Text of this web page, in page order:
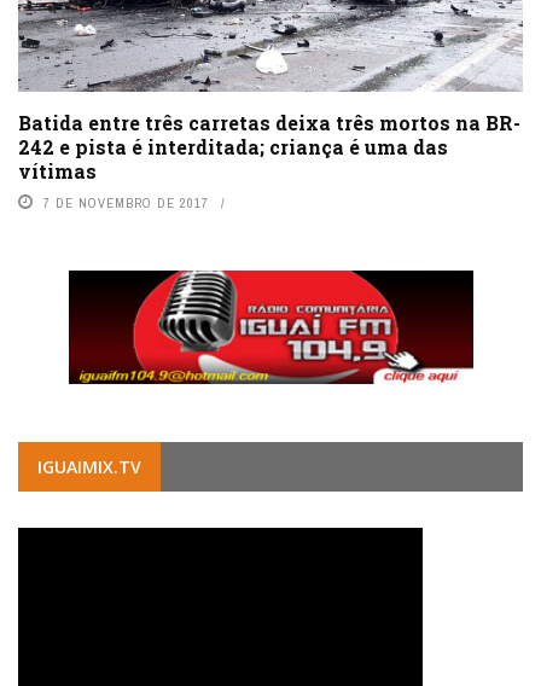
Batida entre três carretas deixa três mortos na BR-
242 e pista é interditada; criança é uma das
vítimas
7 DE NOVEMBRO DE 2017
IGUAIMIX.TV